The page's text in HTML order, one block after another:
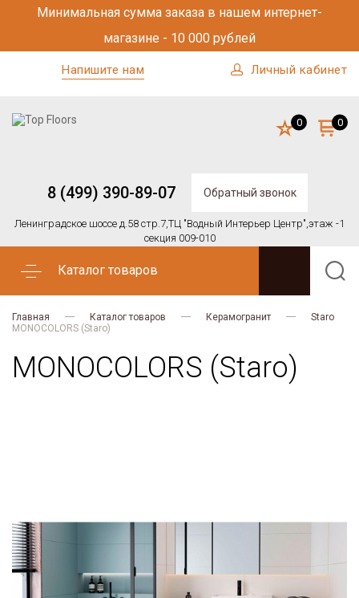
Минимальная сумма заказа в нашем интернет-
магазине - 10 000 рублей
Напишите нам Личный кабинет
8 (499) 390-89-07 Обратный звонок
Ленинградское шоссе д.58 стр.7,ТЦ "Водный Интерьер Центр",этаж -1
секция 009-010
0 0
Каталог товаров
Главная Каталог товаров Керамогранит
Staro
MONOCOLORS (Staro)
MONOCOLORS (Staro)